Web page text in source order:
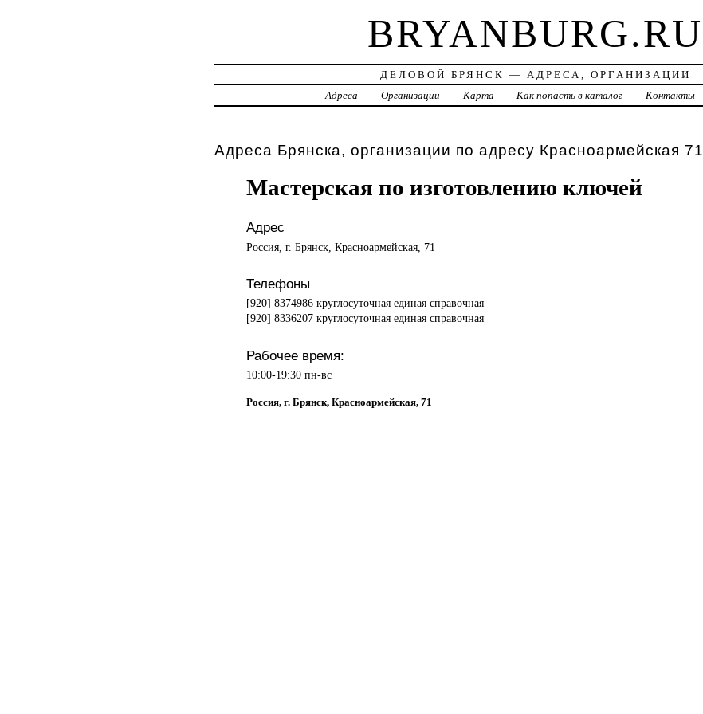
BRYANBURG.RU
ДЕЛОВОЙ БРЯНСК — АДРЕСА, ОРГАНИЗАЦИИ
Адреса
Организации Карта Как попасть в каталог Контакты
Адреса Брянска, организации по адресу Красноармейская 71
Мастерская по изготовлению ключей
Адрес
Россия, г. Брянск, Красноармейская, 71
Телефоны
[920] 8374986 круглосуточная единая справочная
[920] 8336207 круглосуточная единая справочная
Рабочее время:
10:00-19:30 пн-вс
Россия, г. Брянск, Красноармейская, 71